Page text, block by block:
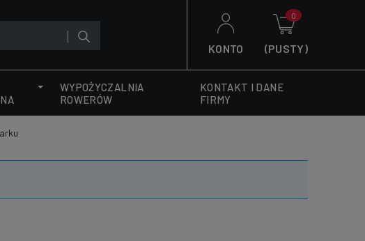
KONTO (PUSTY)
WYPOŻYCZALNIA
ROWERÓW
KONTAKT I DANE
FIRMY